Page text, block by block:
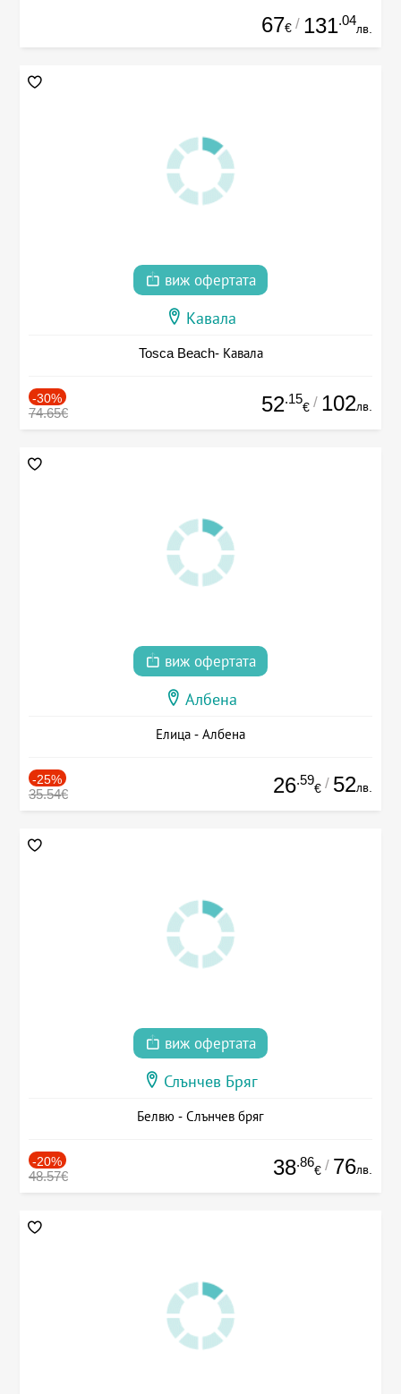
67€ / 131.04
лв.
виж офертата
Кавала
Tosca Beach- Кавала
-30%
74.65€ 52.15
€ / 102лв.
виж офертата
Албена
Елица - Албена
-25%
35.54€ 26.59
€ / 52лв.
виж офертата
Слънчев Бряг
Белвю - Слънчев бряг
-20%
48.57€ 38.86
€ / 76лв.